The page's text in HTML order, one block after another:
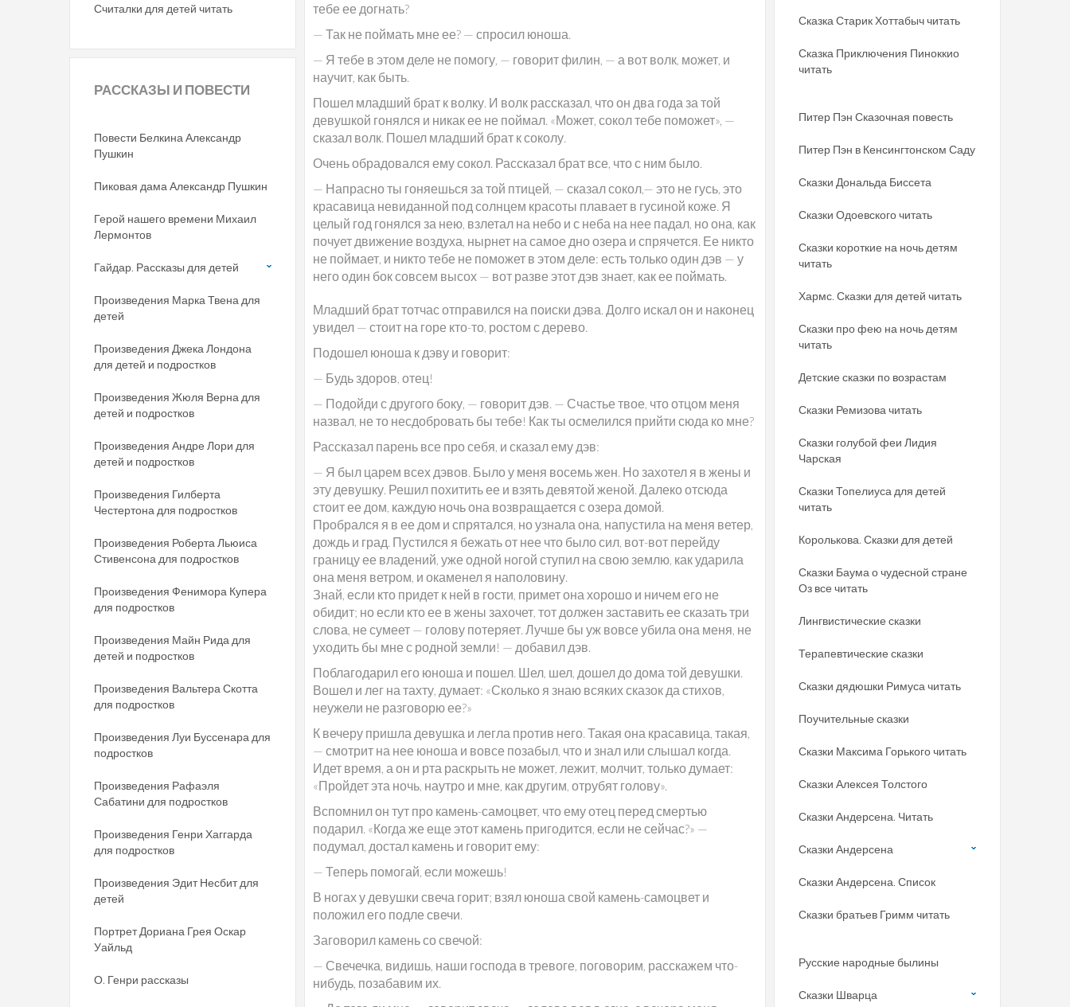
тебе ее догнать?
— Так не поймать мне ее? — спросил юноша.
— Я тебе в этом деле не помогу, — говорит филин, — а вот волк, может, и
научит, как быть.
Пошел младший брат к волку. И волк рассказал, что он два года за той
девушкой гонялся и никак ее не поймал. «Может, сокол тебе поможет», —
сказал волк. Пошел младший брат к соколу.
Очень обрадовался ему сокол. Рассказал брат все, что с ним было.
— Напрасно ты гоняешься за той птицей, — сказал сокол,— это не гусь, это
красавица невиданной под солнцем красоты плавает в гусиной коже. Я
целый год гонялся за нею, взлетал на небо и с неба на нее падал, но она, как
почует движение воздуха, нырнет на самое дно озера и спрячется. Ее никто
не поймает, и никто тебе не поможет в этом деле: есть только один дэв — у
него один бок совсем высох — вот разве этот дэв знает, как ее поймать.
Младший брат тотчас отправился на поиски дэва. Долго искал он и наконец
увидел — стоит на горе кто-то, ростом с дерево.
Подошел юноша к дэву и говорит:
— Будь здоров, отец!
— Подойди с другого боку, — говорит дэв. — Счастье твое, что отцом меня
назвал, не то несдобровать бы тебе! Как ты осмелился прийти сюда ко мне?
Рассказал парень все про себя, и сказал ему дэв:
— Я был царем всех дэвов. Было у меня восемь жен. Но захотел я в жены и
эту девушку. Решил похитить ее и взять девятой женой. Далеко отсюда
стоит ее дом, каждую ночь она возвращается с озера домой.
Пробрался я в ее дом и спрятался, но узнала она, напустила на меня ветер,
дождь и град. Пустился я бежать от нее что было сил, вот-вот перейду
границу ее владений, уже одной ногой ступил на свою землю, как ударила
она меня ветром, и окаменел я наполовину.
Знай, если кто придет к ней в гости, примет она хорошо и ничем его не
обидит; но если кто ее в жены захочет, тот должен заставить ее сказать три
слова, не сумеет — голову потеряет. Лучше бы уж вовсе убила она меня, не
уходить бы мне с родной земли! — добавил дэв.
Поблагодарил его юноша и пошел. Шел, шел, дошел до дома той девушки.
Вошел и лег на тахту, думает: «Сколько я знаю всяких сказок да стихов,
неужели не разговорю ее?»
К вечеру пришла девушка и легла против него. Такая она красавица, такая,
— смотрит на нее юноша и вовсе позабыл, что и знал или слышал когда.
Идет время, а он и рта раскрыть не может, лежит, молчит, только думает:
«Пройдет эта ночь, наутро и мне, как другим, отрубят голову».
Вспомнил он тут про камень-самоцвет, что ему отец перед смертью
подарил. «Когда же еще этот камень пригодится, если не сейчас?» —
подумал, достал камень и говорит ему:
— Теперь помогай, если можешь!
В ногах у девушки свеча горит; взял юноша свой камень-самоцвет и
положил его подле свечи.
Заговорил камень со свечой:
— Свечечка, видишь, наши господа в тревоге, поговорим, расскажем что-
нибудь, позабавим их.
Считалки для детей читать
РАССКАЗЫ И ПОВЕСТИ
Повести Белкина Александр
Пушкин
Пиковая дама Александр Пушкин
Герой нашего времени Михаил
Лермонтов
Гайдар. Рассказы для детей
Произведения Марка Твена для
детей
Произведения Джека Лондона
для детей и подростков
Произведения Жюля Верна для
детей и подростков
Произведения Андре Лори для
детей и подростков
Произведения Гилберта
Честертона для подростков
Произведения Роберта Льюиса
Стивенсона для подростков
Произведения Фенимора Купера
для подростков
Произведения Майн Рида для
детей и подростков
Произведения Вальтера Скотта
для подростков
Произведения Луи Буссенара для
подростков
Произведения Рафаэля
Сабатини для подростков
Произведения Генри Хаггарда
для подростков
Произведения Эдит Несбит для
детей
Портрет Дориана Грея Оскар
Уайльд
О. Генри рассказы
Сказка Старик Хоттабыч читать
Сказка Приключения Пиноккио
читать
Питер Пэн Сказочная повесть
Питер Пэн в Кенсингтонском Саду
Сказки Дональда Биссета
Сказки Одоевского читать
Сказки короткие на ночь детям
читать
Хармс. Сказки для детей читать
Сказки про фею на ночь детям
читать
Детские сказки по возрастам
Сказки Ремизова читать
Сказки голубой феи Лидия
Чарская
Сказки Топелиуса для детей
читать
Королькова. Сказки для детей
Сказки Баума о чудесной стране
Оз все читать
Лингвистические сказки
Терапевтические сказки
Сказки дядюшки Римуса читать
Поучительные сказки
Сказки Максима Горького читать
Сказки Алексея Толстого
Сказки Андерсена. Читать
Сказки Андерсена
Сказки Андерсена. Список
Сказки братьев Гримм читать
Русские народные былины
Сказки Шварца